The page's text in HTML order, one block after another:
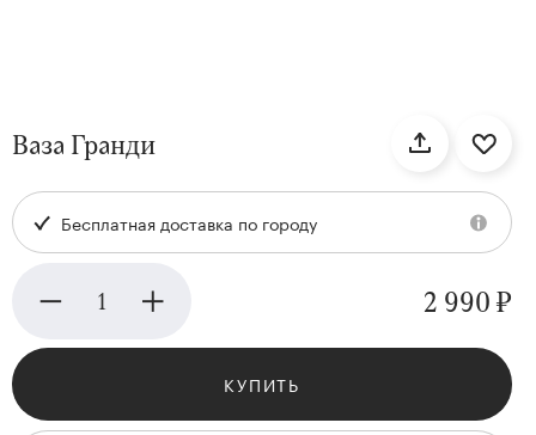
Kenzan
Collection
Ваза Гранди
Бесплатная доставка по городу
2 990 ₽
КУПИТЬ